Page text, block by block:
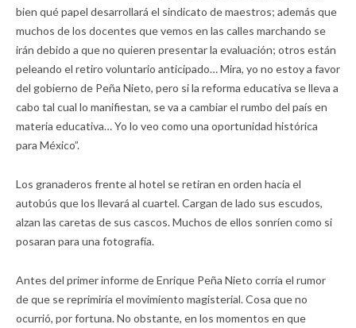
bien qué papel desarrollará el sindicato de maestros; además que
muchos de los docentes que vemos en las calles marchando se
irán debido a que no quieren presentar la evaluación; otros están
peleando el retiro voluntario anticipado… Mira, yo no estoy a favor
del gobierno de Peña Nieto, pero si la reforma educativa se lleva a
cabo tal cual lo manifiestan, se va a cambiar el rumbo del país en
materia educativa… Yo lo veo como una oportunidad histórica
para México”.
Los granaderos frente al hotel se retiran en orden hacia el
autobús que los llevará al cuartel. Cargan de lado sus escudos,
alzan las caretas de sus cascos. Muchos de ellos sonríen como si
posaran para una fotografía.
Antes del primer informe de Enrique Peña Nieto corría el rumor
de que se reprimiría el movimiento magisterial. Cosa que no
ocurrió, por fortuna. No obstante, en los momentos en que